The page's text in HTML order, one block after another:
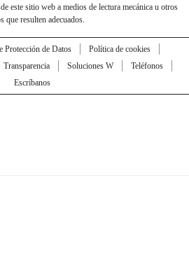
este sitio web a medios de lectura mecánica u otros
que resulten adecuados.
Protección de Datos
Política de cookies
Transparencia Soluciones W
Teléfonos
Escríbanos